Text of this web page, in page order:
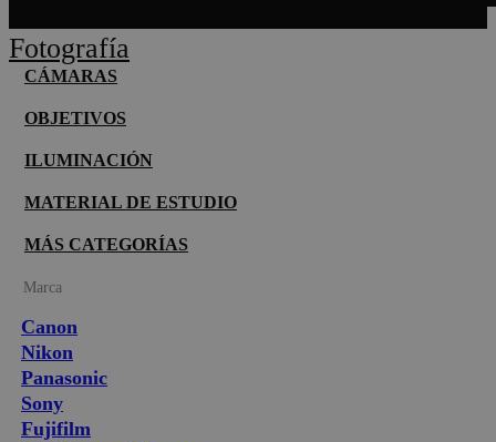
Fotografía
CÁMARAS
OBJETIVOS
ILUMINACIÓN
MATERIAL DE ESTUDIO
MÁS CATEGORÍAS
Marca
Canon
Nikon
Panasonic
Sony
Fujifilm